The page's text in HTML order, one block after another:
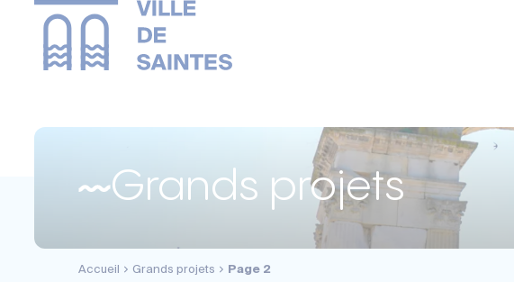
Grands projets
Accueil Grands projets Page 2
Police adaptée (dyslexie) :
Inactif
Actif
Interlignage :
Par défaut
Augmenté
Défaut Très grande
Affichage des images & vidéos :